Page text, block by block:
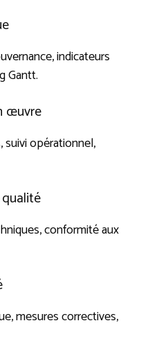
indicateurs
Gantt.
œuvre
suivi opérationnel,
conformité aux
mesures correctives,